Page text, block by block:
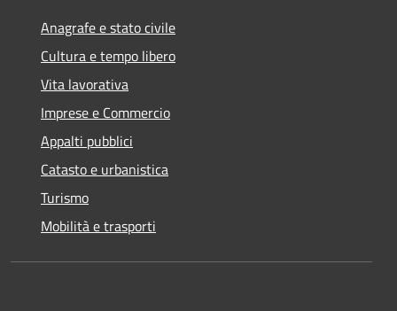
Anagrafe e stato civile
Cultura e tempo libero
Vita lavorativa
Imprese e Commercio
Appalti pubblici
Catasto e urbanistica
Turismo
Mobilità e trasporti